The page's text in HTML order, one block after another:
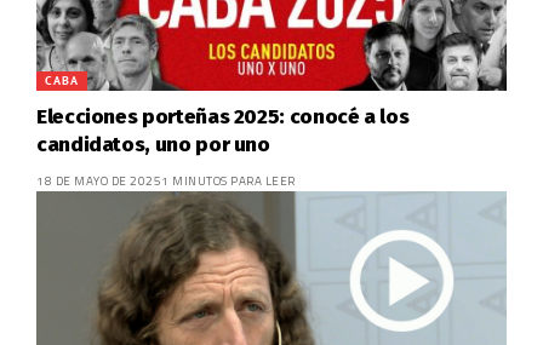
CABA
Elecciones porteñas 2025: conocé a los
candidatos, uno por uno
18 DE MAYO DE 20251 MINUTOS PARA LEER